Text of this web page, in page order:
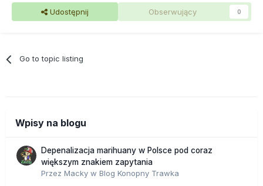
Udostępnij Obserwujący 0
Go to topic listing
Wpisy na blogu
Depenalizacja marihuany w Polsce pod coraz
większym znakiem zapytania
Przez Macky w Blog Konopny Trawka